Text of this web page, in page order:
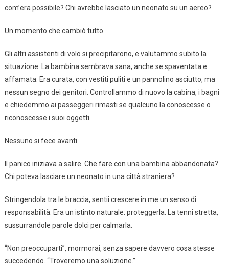
com’era possibile? Chi avrebbe lasciato un neonato su un aereo?
Un momento che cambiò tutto
Gli altri assistenti di volo si precipitarono, e valutammo subito la
situazione. La bambina sembrava sana, anche se spaventata e
affamata. Era curata, con vestiti puliti e un pannolino asciutto, ma
nessun segno dei genitori. Controllammo di nuovo la cabina, i bagni
e chiedemmo ai passeggeri rimasti se qualcuno la conoscesse o
riconoscesse i suoi oggetti.
Nessuno si fece avanti.
Il panico iniziava a salire. Che fare con una bambina abbandonata?
Chi poteva lasciare un neonato in una città straniera?
Stringendola tra le braccia, sentii crescere in me un senso di
responsabilità. Era un istinto naturale: proteggerla. La tenni stretta,
sussurrandole parole dolci per calmarla.
“Non preoccuparti”, mormorai, senza sapere davvero cosa stesse
succedendo. “Troveremo una soluzione.”